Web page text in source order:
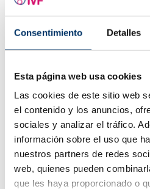
Consentimiento Detalles
Esta página web usa cookies
Las cookies de este sitio web
el contenido y los anuncios,
sociales y analizar el tráfico.
información sobre el uso que
nuestros partners de redes
web, quienes pueden
que les haya proporcionado o
Pertes brunes : causes, lien